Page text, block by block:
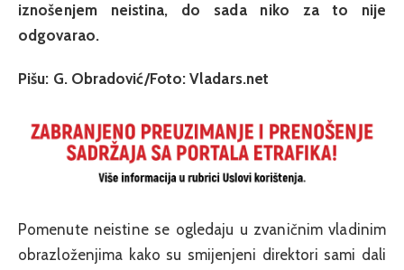
iznošenjem neistina, do sada niko za to nije
odgovarao.
Pišu: G. Obradović/Foto: Vladars.net
Pomenute neistine se ogledaju u zvaničnim vladinim
obrazloženjima kako su smijenjeni direktori sami dali